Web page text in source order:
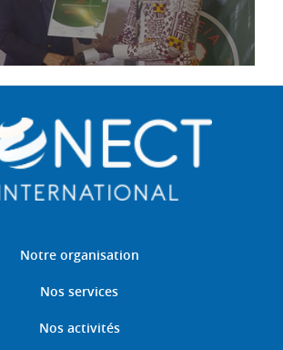
Notre organisation
Nos services
Nos activités